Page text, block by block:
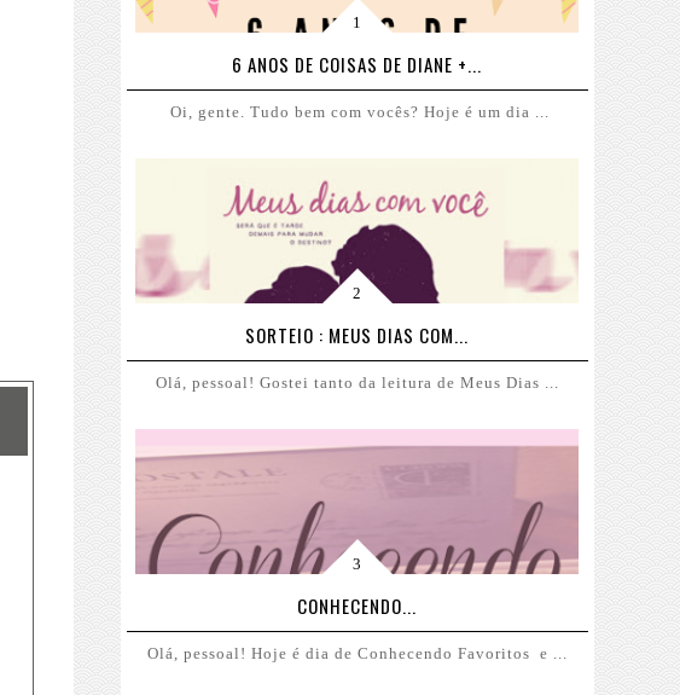
6 ANOS DE COISAS DE DIANE +...
Oi, gente. Tudo bem com vocês? Hoje é um dia ...
SORTEIO : MEUS DIAS COM...
Olá, pessoal! Gostei tanto da leitura de Meus Dias ...
CONHECENDO...
Olá, pessoal! Hoje é dia de Conhecendo Favoritos e ...